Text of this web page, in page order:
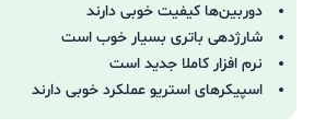
دوربین‌ها کیفیت خوبی دارند
شارژدهی باتری بسیار خوب است
نرم افزار کاملا جدید است
اسپیکرهای استریو عملکرد خوبی دارند